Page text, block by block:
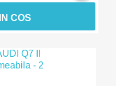
COS
×
pentru a salva